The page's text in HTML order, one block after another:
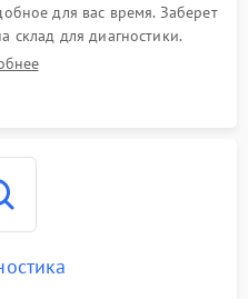
для вас время. Заберет
склад для диагностики.